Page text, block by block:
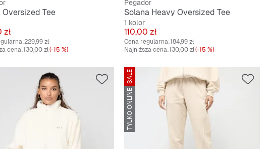
Oversized Tee
zł
229,99 zł
cena:130,00 zł(-15 %)
Pegador
Solana Heavy Oversized Tee
1 kolor
Cena
110,00 zł
Cena regularna:184,99 zł
Najniższa cena:130,00 zł(-15 %)
SALE
TYLKO ONLINE